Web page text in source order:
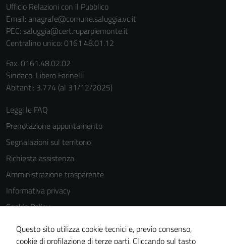
Ufficio Relazioni con il Pubblico
Email: anagrafe@comune.saluggia.vc.it
PEC: saluggia@cert.ruparpiemonte.it
Centralino unico: 0161.48.01.12
Fax: 0161.48.02.02
Sindaco: Libero Farinelli
Abitanti: 3.774 (al 31/12/2025)
Leggi le FAQ
Prenotazione appuntamento
Segnalazioni sul territorio
Richiesta assistenza
Amministrazione trasparente
Informativa privacy
Cookie Policy
Note legali
Dichiarazione di accessibilità
Questo sito utilizza cookie tecnici e, previo consenso,
cookie di profilazione di terze parti. Cliccando sul tasto